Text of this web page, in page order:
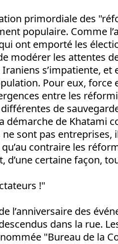
primordiale des
populaire. Comme
ont emporté les
modérer les attentes
s’impatiente,
Pour eux, force
entre les
de
démarche de Khatami
sont pas entreprises,
contraire les
d’une certaine façon,
!"
l’anniversaire des
dans la rue.
"Bureau de la